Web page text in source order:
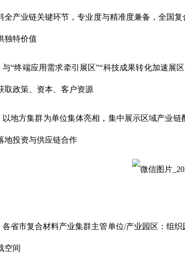
全产业链关键环节，专业度与精准度兼备，全国
独特价值
与“终端应用需求牵引展区”“科技成果转化加速展
取政策、资本、客户资源
以地方集群为单位集体亮相，集中展示区域产业
地投资与供应链合作
各省市复合材料产业集群主管单位/产业园区：组
空间